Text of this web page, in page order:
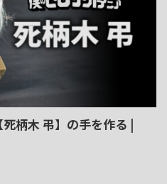
柄木 弔】の手を作る |